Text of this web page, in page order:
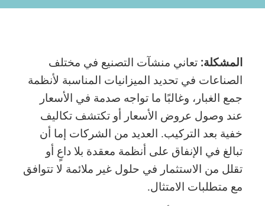
المشكلة:تعاني منشآت التصنيع في مختلف
الصناعات في تحديد الميزانيات المناسبة لأنظمة
جمع الغبار، وغالبًا ما تواجه صدمة في الأسعار
عند وصول عروض الأسعار أو تكتشف تكاليف
خفية بعد التركيب. العديد من الشركات إما أن
تبالغ في الإنفاق على أنظمة معقدة بلا داعٍ أو
تقلل من الاستثمار في حلول غير ملائمة لا تتوافق
مع متطلبات الامتثال.